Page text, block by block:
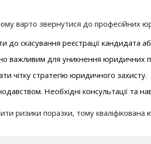
варто звернутися до професійних
скасування реєстрації кандидата
важливим для уникнення юридичних
чітку стратегію юридичного захисту.
Необхідні консультації та
ризики поразки, тому кваліфікована